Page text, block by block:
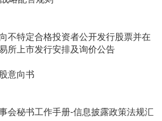
不特定合格投资者公开发行股票并在
所上市发行安排及询价公告
意向书
会秘书工作手册-信息披露政策法规汇